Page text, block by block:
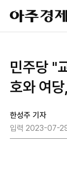
아
주
경
민주당 "
호와 여
한성주 기자
입력 2023-07-